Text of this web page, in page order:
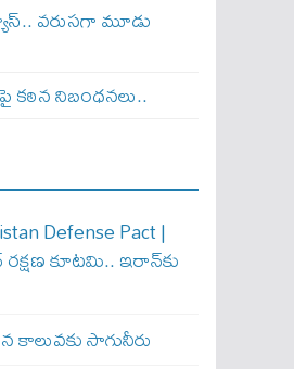
వరుసగా మూడు
కఠిన నిబంధనలు..
Defense Pact |
కూటమి.. ఇరాన్‌కు
సాగునీరు